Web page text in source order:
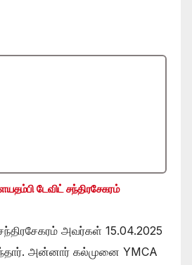
டேவிட் சந்திரசேகரம்
அவர்கள் 15.04.2025
அன்னார் கல்முனை YMCA